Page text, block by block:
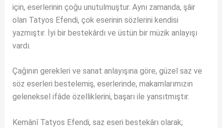
için, eserlerinin çoğu unutulmuştur. Aynı zamanda, şâir
olan Tatyos Efendi, çok eserinin sözlerini kendisi
yazmıştır. İyi bir bestekârdı ve üstün bir müzik anlayışı
vardı.
Çağının gerekleri ve sanat anlayışına göre, güzel saz ve
söz eserleri bestelemiş, eserlerinde, makamlarımızın
geleneksel ifâde özelliklerini, başarı ile yansıtmıştır.
Kemânî Tatyos Efendi, saz eseri bestekârı olarak;